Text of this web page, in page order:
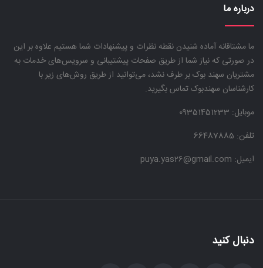
درباره ما
ما مشتاقانه آماده شنیدن نقطه نظرات و پیشنهادات شما هستیم علاوه بر این
در صورتی که نیاز شما از طریق صفحات پیشتیبانی و سرویس‌های خدمات به
مشتریان سهند بوک بر طرف نشد، می‌توانید از طریق روش‌های زیر با
کارشناسان سهندبوک تماس بگیرید.
موبایل:
تلفن: 66487885
ایمیل: puya.yas26@gmail.com
دنبال کنید